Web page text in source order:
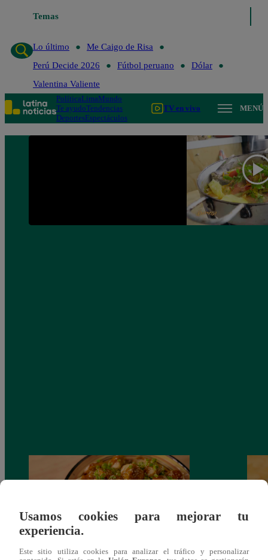
Temas
Lo último
Me Caigo de Risa
Perú Decide 2026
Fútbol peruano
Dólar
Valentina Valiente
PolíticaLimaMundo
Te ayudoTendencias
DeportesEspectáculos
TV en vivo MENÚ
Usamos cookies para mejorar tu
experiencia.
Este sitio utiliza cookies para analizar el tráfico y personalizar